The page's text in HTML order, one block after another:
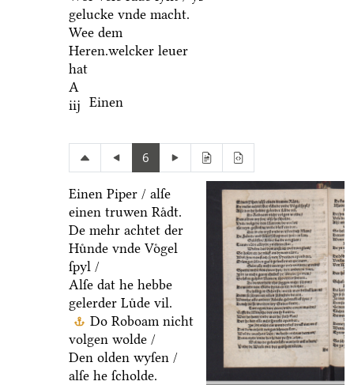
gelucke vnde macht.
Wee dem
Heren.welcker leuer
hat
A
iij Einen
6
Einen Piper / alſe
einen truwen Raͤdt.
De mehr achtet der
Huͤnde vnde Voͤgel
ſpyl /
Alſe dat he hebbe
gelerder Luͤde vil.
Do Roboam nicht
volgen wolde /
Den olden wyſen /
alſe he ſcholde.